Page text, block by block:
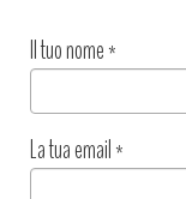
Il tuo nome*
La tua email*